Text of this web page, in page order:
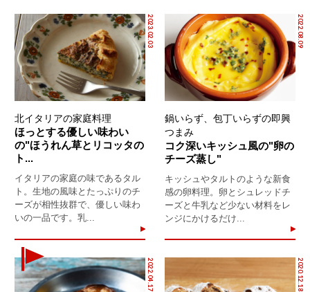
2023.02.03
北イタリアの家庭料理
ほっとする優しい味わい
の"ほうれん草とリコッタの
ト...
イタリアの家庭の味であるタル
ト。生地の風味とたっぷりのチ
ーズが相性抜群で、優しい味わ
いの一品です。乳...
2022.08.09
鍋いらず、包丁いらずの即興
つまみ
コク深いキッシュ風の"卵の
チーズ蒸し"
キッシュやタルトのような新食
感の卵料理。卵とシュレッドチ
ーズと牛乳など少ない材料をレ
ンジにかけるだけ...
2022.04.17 2020.12.18